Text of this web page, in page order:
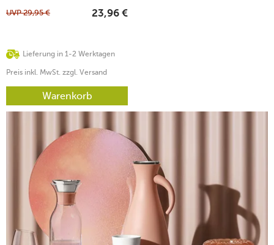
Lieferung in 1-2 Werktagen
UVP29,95 € 23,96 €
Preis inkl. MwSt. zzgl. Versand
Warenkorb